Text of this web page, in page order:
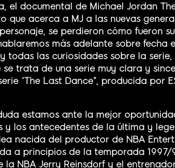
el documental de Michael Jordan
que acerca a MJ a las nuevas
se perdieron cómo fueron
más adelante sobre fecha
todas las curiosidades sobre la
se trata de una serie muy clara y
“The Last Dance”, producida por
estamos ante la mejor
y los antecedentes de la última y
nacida del productor de NBA
a principios de la temporada
la NBA Jerry Reinsdorf y el